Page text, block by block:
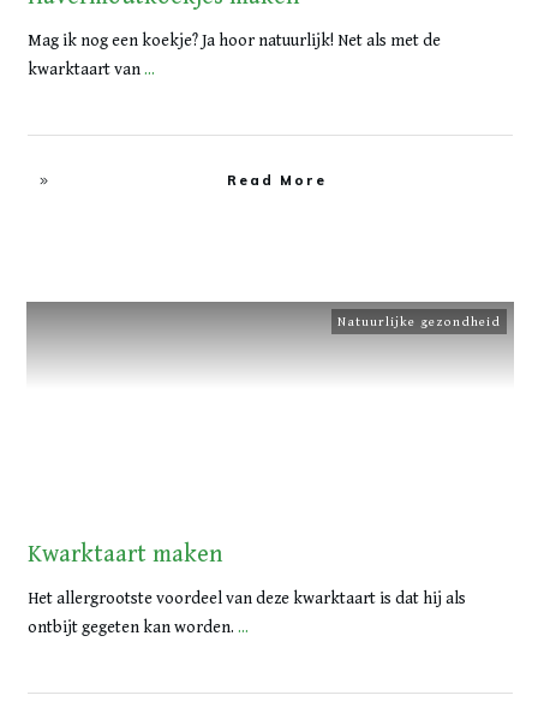
Mag ik nog een koekje? Ja hoor natuurlijk! Net als met de
kwarktaart van...
Read More
Natuurlijke gezondheid
Kwarktaart maken
Het allergrootste voordeel van deze kwarktaart is dat hij als
ontbijt gegeten kan worden. ...